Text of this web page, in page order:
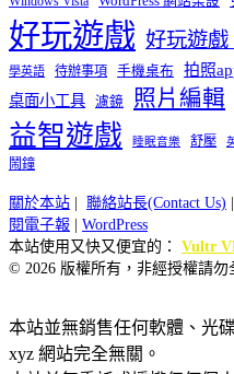
好玩遊戲 好玩遊戲
學英語 待辦事項 手機桌布 拍照
桌面小工具 濾鏡 照片編輯
益智遊戲 睡眠音樂 舒壓
鬧鐘
關於本站 聯絡站長(Contact Us)
閱電子報
WordPress
本站使用又快又便宜的： Vultr
© 2026 版權所有，非經授權請勿
本站並無銷售任何軟體、光
xyz 網站完全無關。